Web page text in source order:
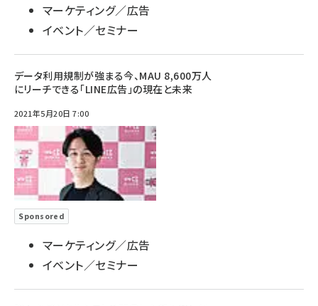
マーケティング／広告
イベント／セミナー
データ利用規制が強まる今、MAU 8,600万人
にリーチできる「LINE広告」の現在と未来
2021年5月20日 7:00
Sponsored
マーケティング／広告
イベント／セミナー